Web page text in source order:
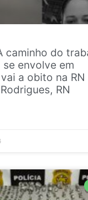
caminho do
envolve em
a obito na RN
RN